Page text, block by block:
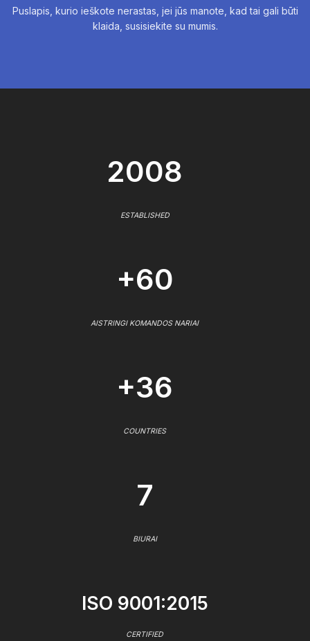
Puslapis, kurio ieškote nerastas, jei jūs manote, kad tai gali būti
klaida, susisiekite su mumis.
2008
ESTABLISHED
+60
AISTRINGI KOMANDOS NARIAI
+36
COUNTRIES
7
BIURAI
ISO 9001:2015
CERTIFIED